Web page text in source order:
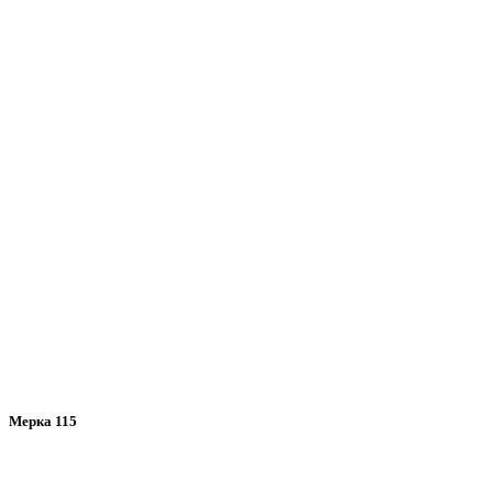
Мерка 115